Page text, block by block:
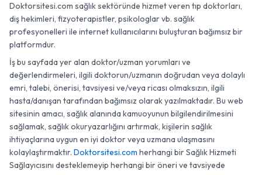
Doktorsitesi.com sağlık sektöründe hizmet veren tıp doktorları,
diş hekimleri, fizyoterapistler, psikologlar vb. sağlık
profesyonelleri ile internet kullanıcılarını buluşturan bağımsız bir
platformdur.
İş bu sayfada yer alan doktor/uzman yorumları ve
değerlendirmeleri, ilgili doktorun/uzmanın doğrudan veya dolaylı
emri, talebi, önerisi, tavsiyesi ve/veya ricası olmaksızın, ilgili
hasta/danışan tarafından bağımsız olarak yazılmaktadır. Bu web
sitesinin amacı, sağlık alanında kamuoyunun bilgilendirilmesini
sağlamak, sağlık okuryazarlığını artırmak, kişilerin sağlık
ihtiyaçlarına uygun en iyi doktor veya uzmana ulaşmasını
kolaylaştırmaktır. Doktorsitesi.com herhangi bir Sağlık Hizmeti
Sağlayıcısını desteklemeyip herhangi bir öneri ve tavsiyede